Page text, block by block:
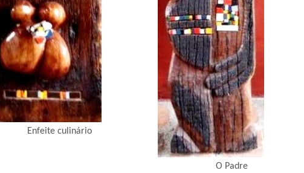
Enfeite culinário
O Padre